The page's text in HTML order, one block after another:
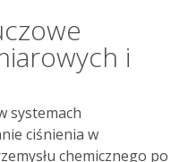
i
systemach
ciśnienia w
chemicznego po